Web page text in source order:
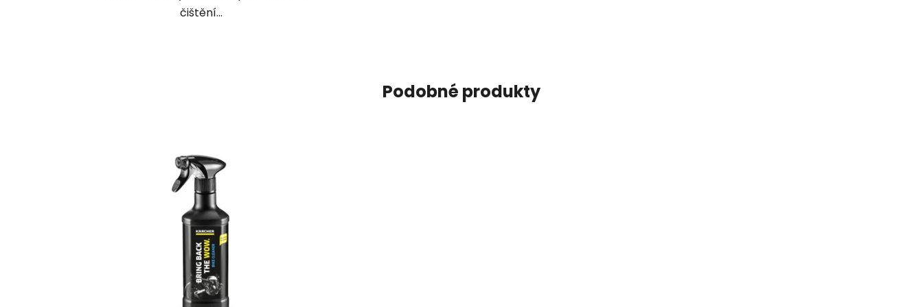
čištění...
Podobné produkty